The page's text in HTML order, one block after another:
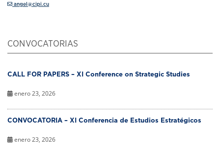
angel@cipi.cu
CONVOCATORIAS
CALL FOR PAPERS – XI Conference on Strategic Studies
enero 23, 2026
CONVOCATORIA – XI Conferencia de Estudios Estratégicos
enero 23, 2026